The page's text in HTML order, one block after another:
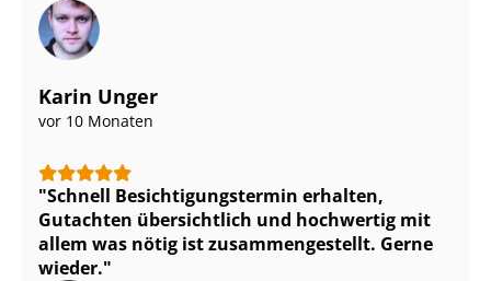
Karin Unger
vor 10 Monaten
Schnell Be­sich­ti­gungs­ter­min erhalten,
Gutachten übersichtlich und hochwertig mit
allem was nötig ist zu­sam­men­ge­stellt. Gerne
wieder.